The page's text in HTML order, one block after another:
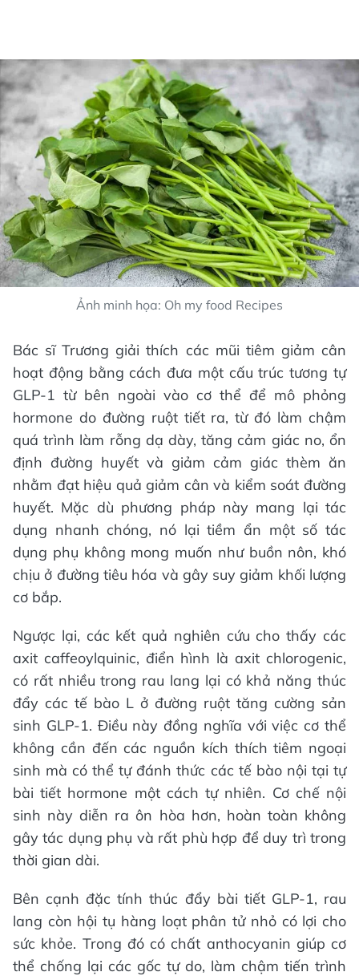
Ảnh minh họa: Oh my food Recipes
Bác sĩ Trương giải thích các mũi tiêm giảm cân
hoạt động bằng cách đưa một cấu trúc tương tự
GLP-1 từ bên ngoài vào cơ thể để mô phỏng
hormone do đường ruột tiết ra, từ đó làm chậm
quá trình làm rỗng dạ dày, tăng cảm giác no, ổn
định đường huyết và giảm cảm giác thèm ăn
nhằm đạt hiệu quả giảm cân và kiểm soát đường
huyết. Mặc dù phương pháp này mang lại tác
dụng nhanh chóng, nó lại tiềm ẩn một số tác
dụng phụ không mong muốn như buồn nôn, khó
chịu ở đường tiêu hóa và gây suy giảm khối lượng
cơ bắp.
Ngược lại, các kết quả nghiên cứu cho thấy các
axit caffeoylquinic, điển hình là axit chlorogenic,
có rất nhiều trong rau lang lại có khả năng thúc
đẩy các tế bào L ở đường ruột tăng cường sản
sinh GLP-1. Điều này đồng nghĩa với việc cơ thể
không cần đến các nguồn kích thích tiêm ngoại
sinh mà có thể tự đánh thức các tế bào nội tại tự
bài tiết hormone một cách tự nhiên. Cơ chế nội
sinh này diễn ra ôn hòa hơn, hoàn toàn không
gây tác dụng phụ và rất phù hợp để duy trì trong
thời gian dài.
Bên cạnh đặc tính thúc đẩy bài tiết GLP-1, rau
lang còn hội tụ hàng loạt phân tử nhỏ có lợi cho
sức khỏe. Trong đó có chất anthocyanin giúp cơ
thể chống lại các gốc tự do, làm chậm tiến trình